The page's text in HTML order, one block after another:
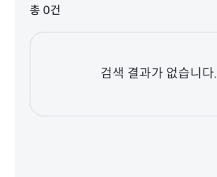
총 0건
검색 결과가 없습니다.